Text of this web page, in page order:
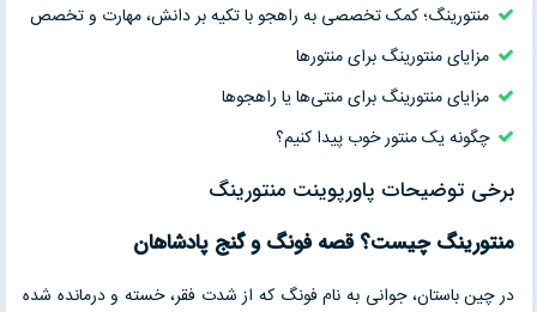
منتورینگ؛ کمک تخصصی به راهجو با تکیه بر دانش، مهارت و تخصص
مزایای منتورینگ برای منتورها
مزایای منتورینگ برای منتی‌ها یا راهجوها
چگونه یک منتور خوب پیدا کنیم؟
برخی توضیحات پاورپوینت منتورینگ
منتورینگ چیست؟قصه فونگ و گنج پادشاهان
در چین باستان، جوانی به نام فونگ که از شدت فقر، خسته و درمانده شده